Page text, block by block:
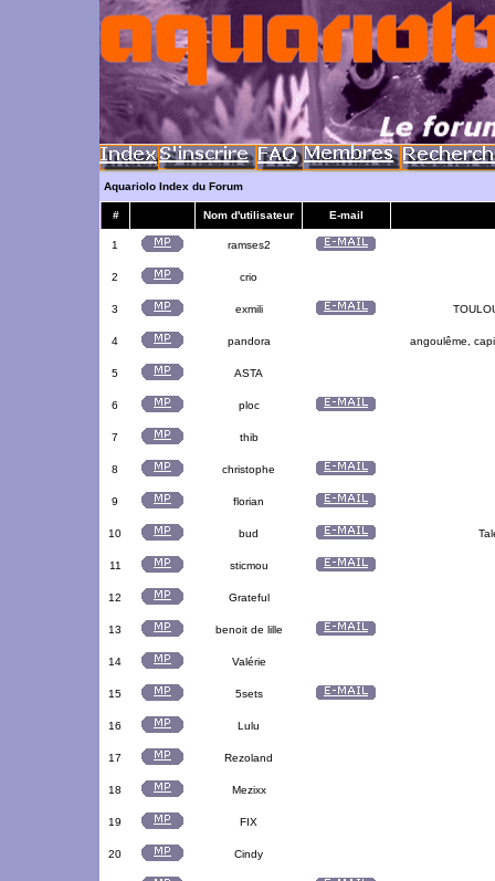
Aquariolo Index du Forum
# Nom d'utilisateur E-mail
1 ramses2
2 crio
3 exmili
4 pandora angoulême,
5 ASTA
6 ploc
7 thib
8 christophe
9 florian
10 bud
11 sticmou
12 Grateful
13 benoit de lille
14 Valérie
15 5sets
16 Lulu
17 Rezoland
18 Mezixx
19 FIX
20 Cindy